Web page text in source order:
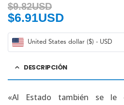
$9.82USD
$6.91USD
United States dollar ($) - USD
DESCRIPCIÓN
«Al Estado también se le